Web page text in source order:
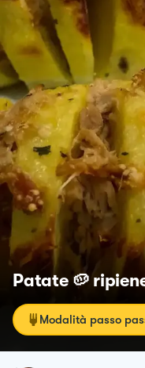
Patate 🥔
Modalità passo